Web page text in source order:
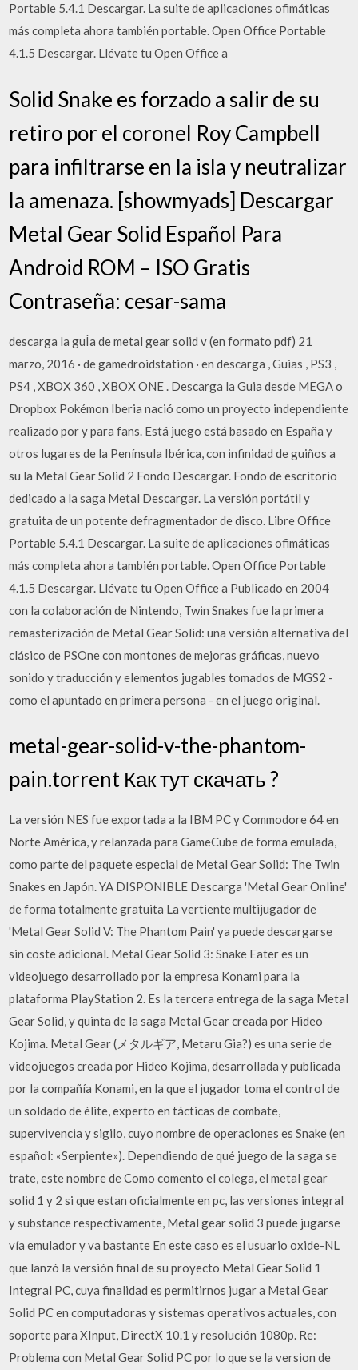
Portable 5.4.1 Descargar. La suite de aplicaciones ofimáticas
más completa ahora también portable. Open Office Portable
4.1.5 Descargar. Llévate tu Open Office a
Solid Snake es forzado a salir de su
retiro por el coronel Roy Campbell
para infiltrarse en la isla y neutralizar
la amenaza. [showmyads] Descargar
Metal Gear Solid Español Para
Android ROM – ISO Gratis
Contraseña: cesar-sama
descarga la guÍa de metal gear solid v (en formato pdf) 21
marzo, 2016 · de gamedroidstation · en descarga , Guias , PS3 ,
PS4 , XBOX 360 , XBOX ONE . Descarga la Guia desde MEGA o
Dropbox Pokémon Iberia nació como un proyecto independiente
realizado por y para fans. Está juego está basado en España y
otros lugares de la Península Ibérica, con infinidad de guiños a
su la Metal Gear Solid 2 Fondo Descargar. Fondo de escritorio
dedicado a la saga Metal Descargar. La versión portátil y
gratuita de un potente defragmentador de disco. Libre Office
Portable 5.4.1 Descargar. La suite de aplicaciones ofimáticas
más completa ahora también portable. Open Office Portable
4.1.5 Descargar. Llévate tu Open Office a Publicado en 2004
con la colaboración de Nintendo, Twin Snakes fue la primera
remasterización de Metal Gear Solid: una versión alternativa del
clásico de PSOne con montones de mejoras gráficas, nuevo
sonido y traducción y elementos jugables tomados de MGS2 -
como el apuntado en primera persona - en el juego original.
metal-gear-solid-v-the-phantom-
pain.torrent Как тут скачать ?
La versión NES fue exportada a la IBM PC y Commodore 64 en
Norte América, y relanzada para GameCube de forma emulada,
como parte del paquete especial de Metal Gear Solid: The Twin
Snakes en Japón. YA DISPONIBLE Descarga 'Metal Gear Online'
de forma totalmente gratuita La vertiente multijugador de
'Metal Gear Solid V: The Phantom Pain' ya puede descargarse
sin coste adicional. Metal Gear Solid 3: Snake Eater es un
videojuego desarrollado por la empresa Konami para la
plataforma PlayStation 2. Es la tercera entrega de la saga Metal
Gear Solid, y quinta de la saga Metal Gear creada por Hideo
Kojima. Metal Gear (メタルギア, Metaru Gia?) es una serie de
videojuegos creada por Hideo Kojima, desarrollada y publicada
por la compañía Konami, en la que el jugador toma el control de
un soldado de élite, experto en tácticas de combate,
supervivencia y sigilo, cuyo nombre de operaciones es Snake (en
español: «Serpiente»). Dependiendo de qué juego de la saga se
trate, este nombre de Como comento el colega, el metal gear
solid 1 y 2 si que estan oficialmente en pc, las versiones integral
y substance respectivamente, Metal gear solid 3 puede jugarse
vía emulador y va bastante En este caso es el usuario oxide-NL
que lanzó la versión final de su proyecto Metal Gear Solid 1
Integral PC, cuya finalidad es permitirnos jugar a Metal Gear
Solid PC en computadoras y sistemas operativos actuales, con
soporte para XInput, DirectX 10.1 y resolución 1080p. Re:
Problema con Metal Gear Solid PC por lo que se la version de